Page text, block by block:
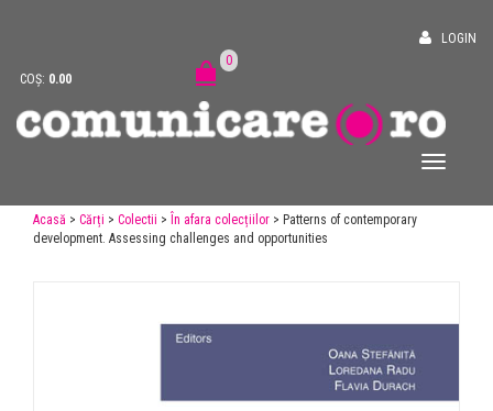
LOGIN
COȘ: 0.00
0
Acasă > Cărți > Colectii > În afara colecțiilor > Patterns of contemporary
development. Assessing challenges and opportunities